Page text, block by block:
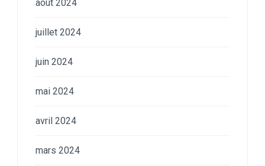
août 2024
juillet 2024
juin 2024
mai 2024
avril 2024
mars 2024